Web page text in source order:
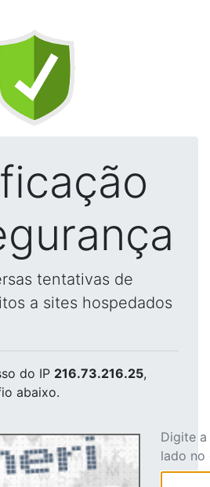
tentativas de
a sites hospedados
do IP 216.73.216.25,
abaixo.
Digite
lado no